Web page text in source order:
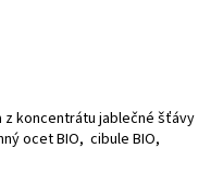
z koncentrátu jablečné šťávy
ocet BIO, cibule BIO,